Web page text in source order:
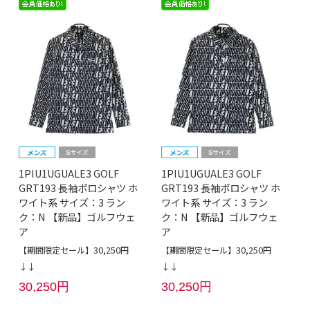
1PIU1UGUALE3 GOLF
GRT193 長袖ポロシャツ ホ
ワイト系 サイズ：3 ラン
ク：N 【新品】ゴルフウェ
ア
【期間限定セール】30,250円
↓↓
30,250円
1PIU1UGUALE3 GOLF
GRT193 長袖ポロシャツ ホ
ワイト系 サイズ：3 ラン
ク：N 【新品】ゴルフウェ
ア
【期間限定セール】30,250円
↓↓
30,250円